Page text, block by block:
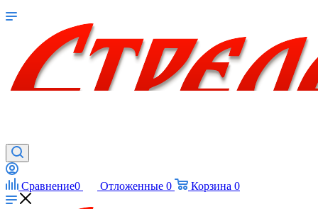
Сравнение0 Отложенные 0 Корзина 0